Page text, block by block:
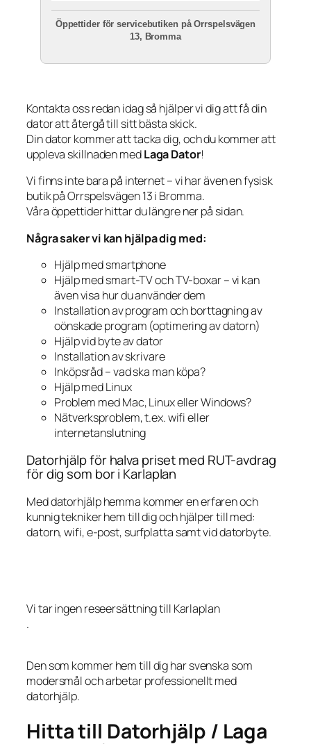
Öppettider för servicebutiken på Orrspelsvägen
13, Bromma
Kontakta oss redan idag så hjälper vi dig att få din
dator att återgå till sitt bästa skick.
Din dator kommer att tacka dig, och du kommer att
uppleva skillnaden medLaga Dator!
Vi finns inte bara på internet – vi har även en fysisk
butik på Orrspelsvägen 13 i Bromma.
Våra öppettider hittar du längre ner på sidan.
Några saker vi kan hjälpa dig med:
Hjälp med smartphone
Hjälp med smart-TV och TV-boxar – vi kan
även visa hur du använder dem
Installation av program och borttagning av
oönskade program (optimering av datorn)
Hjälp vid byte av dator
Installation av skrivare
Inköpsråd – vad ska man köpa?
Hjälp med Linux
Problem med Mac, Linux eller Windows?
Nätverksproblem, t.ex. wifi eller
internetanslutning
Datorhjälp för halva priset med RUT-avdrag
för dig som bor i Karlaplan
Med datorhjälp hemma kommer en erfaren och
kunnig tekniker hem till dig och hjälper till med:
datorn, wifi, e-post, surfplatta samt vid datorbyte.
Vi tar ingen reseersättning till Karlaplan
.
Den som kommer hem till dig har svenska som
modersmål och arbetar professionellt med
datorhjälp.
Hitta till Datorhjälp / Laga